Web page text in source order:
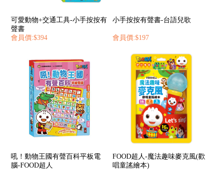
可愛動物+交通工具-小手按按有
聲書
會員價:$394
小手按按有聲書-台語兒歌
會員價:$197
吼！動物王國有聲百科平板電
腦-FOOD超人
FOOD超人-魔法趣味麥克風(歡
唱童謠繪本)